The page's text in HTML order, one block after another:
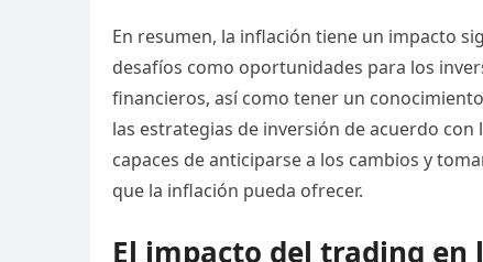
En resumen, la inflación tiene un impacto
desafíos como oportunidades para los
financieros, así como tener un
las estrategias de inversión de acuerdo
capaces de anticiparse a los cambios y
que la inflación pueda ofrecer.
El impacto del trading en